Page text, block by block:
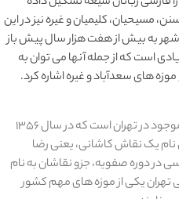
راهنمای سفر(409)
سفرهای پیشنهادی(133)
غذا و خوراک(218)
مناطق خاص و رومانتیک
(65)